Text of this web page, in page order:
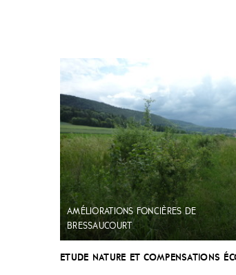
AMÉLIORATIONS FONCIÈRES DE
BRESSAUCOURT
ETUDE NATURE ET COMPENSATIONS